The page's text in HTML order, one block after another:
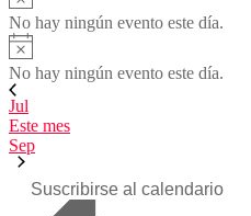
No hay ningún evento este día.
Aviso
No hay ningún evento este día.
Jul
Este mes
Sep
Suscribirse al calendario